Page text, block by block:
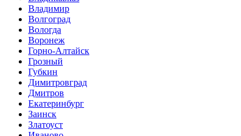
Владимир
Волгоград
Вологда
Воронеж
Горно-Алтайск
Грозный
Губкин
Димитровград
Дмитров
Екатеринбург
Заинск
Златоуст